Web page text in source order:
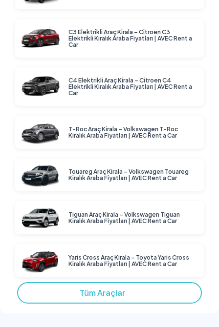
C3 Elektrikli Araç Kirala – Citroen C3
Elektrikli Kiralık Araba Fiyatları | AVEC Rent a
Car
C4 Elektrikli Araç Kirala – Citroen C4
Elektrikli Kiralık Araba Fiyatları | AVEC Rent a
Car
T-Roc Araç Kirala – Volkswagen T-Roc
Kiralık Araba Fiyatları | AVEC Rent a Car
Touareg Araç Kirala – Volkswagen Touareg
Kiralık Araba Fiyatları | AVEC Rent a Car
Tiguan Araç Kirala – Volkswagen Tiguan
Kiralık Araba Fiyatları | AVEC Rent a Car
Yaris Cross Araç Kirala – Toyota Yaris Cross
Kiralık Araba Fiyatları | AVEC Rent a Car
Tüm Araçlar